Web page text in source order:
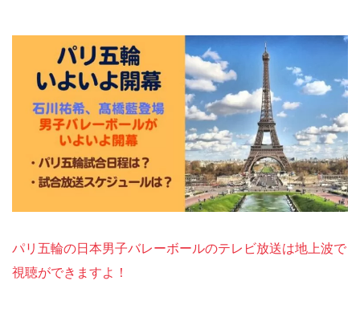
パリ五輪の日本男子バレーボールのテレビ放送は地上波で
視聴ができますよ！